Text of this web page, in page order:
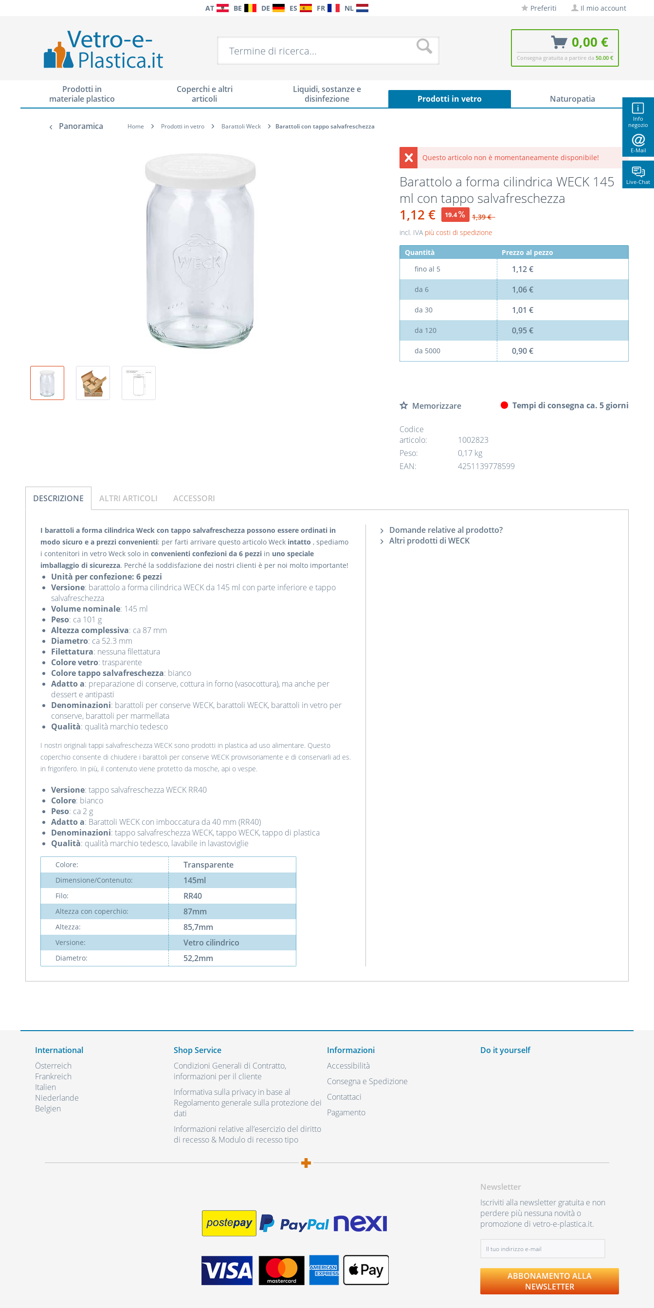
Info
negozio
E-Mail
Live-Chat
AT BE DE ES FR NL Preferiti Il mio account
0,00 €
Consegna gratuita a partire da 50.00 €
Prodotti in
materiale plastico
Coperchi e altri
articoli
Liquidi, sostanze e
disinfezione
Prodotti in vetro Naturopatia
Panoramica Home Prodotti in vetro Barattoli Weck Barattoli con tappo salvafreschezza
Questo articolo non è momentaneamente disponibile!
Barattolo a forma cilindrica WECK 145
ml con tappo salvafreschezza
1,12 €
19.4
1,39 €
incl. IVA più costi di spedizione
Quantità
Prezzo al pezzo
fino al 5 1,12 €
da 6 1,06 €
da 30 1,01 €
da 120 0,95 €
da 5000 0,90 €
Memorizzare Tempi di consegna ca. 5 giorni
Codice
articolo:
1002823
Peso:
0,17 kg
EAN:
4251139778599
DESCRIZIONE ALTRI ARTICOLI ACCESSORI
I barattoli a forma cilindrica Weck con tappo salvafreschezza possono essere ordinati in
modo sicuro e a prezzi convenienti: per farti arrivare questo articolo Weck intatto , spediamo
i contenitori in vetro Weck solo in convenienti confezioni da 6 pezzi in uno speciale
imballaggio di sicurezza. Perché la soddisfazione dei nostri clienti è per noi molto importante!
Unità per confezione: 6 pezzi
Versione: barattolo a forma cilindrica WECK da 145 ml con parte inferiore e tappo
salvafreschezza
Volume nominale: 145 ml
Peso: ca 101 g
Altezza complessiva: ca 87 mm
Diametro: ca 52.3 mm
Filettatura: nessuna filettatura
Colore vetro: trasparente
Colore tappo salvafreschezza: bianco
Adatto a: preparazione di conserve, cottura in forno (vasocottura), ma anche per
dessert e antipasti
Denominazioni: barattoli per conserve WECK, barattoli WECK, barattoli in vetro per
conserve, barattoli per marmellata
Qualità: qualità marchio tedesco
I nostri originali tappi salvafreschezza WECK sono prodotti in plastica ad uso alimentare. Questo
coperchio consente di chiudere i barattoli per conserve WECK provvisoriamente e di conservarli ad es.
in frigorifero. In più, il contenuto viene protetto da mosche, api o vespe.
Versione: tappo salvafreschezza WECK RR40
Colore: bianco
Peso: ca 2 g
Adatto a: Barattoli WECK con imboccatura da 40 mm (RR40)
Denominazioni: tappo salvafreschezza WECK, tappo WECK, tappo di plastica
Qualità: qualità marchio tedesco, lavabile in lavastoviglie
Colore: Transparente
Dimensione/Contenuto: 145ml
Filo: RR40
Altezza con coperchio: 87mm
Altezza: 85,7mm
Versione: Vetro cilindrico
Diametro: 52,2mm
Domande relative al prodotto?
Altri prodotti di WECK
International
Österreich
Frankreich
Italien
Niederlande
Belgien
Shop Service
Condizioni Generali di Contratto,
informazioni per il cliente
Informativa sulla privacy in base al
Regolamento generale sulla protezione dei
dati
Informazioni relative all’esercizio del diritto
di recesso & Modulo di recesso tipo
Informazioni
Accessibilità
Consegna e Spedizione
Contattaci
Pagamento
Do it yourself
Newsletter
Iscriviti alla newsletter gratuita e non
perdere più nessuna novità o
promozione di vetro-e-plastica.it.
ABBONAMENTO ALLA
NEWSLETTER